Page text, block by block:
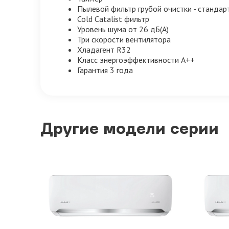
Пылевой фильтр грубой очистки -
Cold Catalist фильтр
Уровень шума от 26 дБ(А)
Три скорости вентилятора
Хладагент R32
Класс энергоэффективности A++
Гарантия 3 года
Другие модели серии